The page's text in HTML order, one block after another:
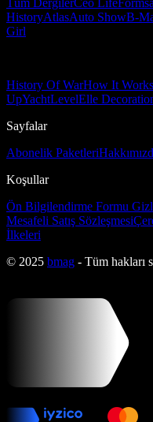
HistoryAtlasAuto ShowB-
Girl
History Of WarHow It Works
UpYachtLevelElle
Sayfalar
Abonelik Paketleri
Koşullar
Ön Bilgilendirme Formu
Mesafeli Satış Sözleşmesi
İlkeleri
© 2025 bmag - Tüm hakları